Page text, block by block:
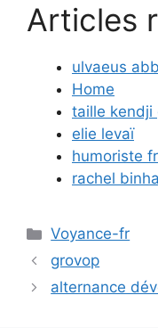
Articles
ulvaeus
Home
taille kendji
elie levaï
humoriste
rachel
Catégories
Voyance-fr
grovop
alternance